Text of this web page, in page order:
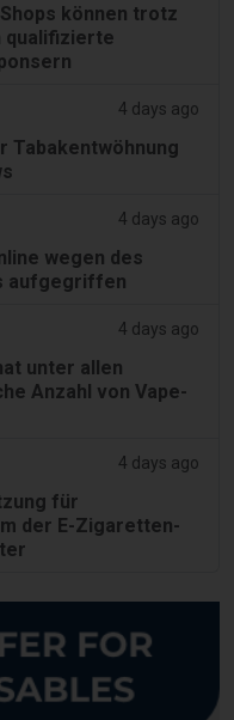
können trotz
qualifizierte
4 days ago
Tabakentwöhnung
4 days ago
wegen des
aufgegriffen
4 days ago
unter allen
Anzahl von Vape-
4 days ago
für
der E-Zigaretten-